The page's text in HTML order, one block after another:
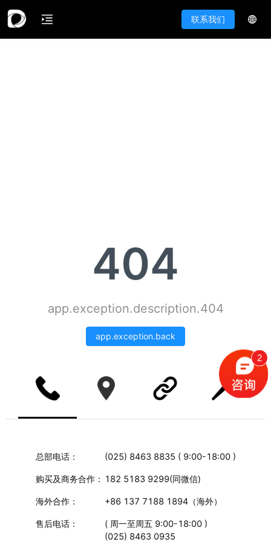
联系我们
404
app.exception.description.404
app.exception.back
总部电话： ‭(025) 8463 8835 ( 9:00-18:00 )
购买及商务合作： 182 5183 9299(同微信)
海外合作： +86 137 7188 1894（海外）
售后电话： ( 周一至周五 9:00-18:00 )
(025) 8463 0935
2